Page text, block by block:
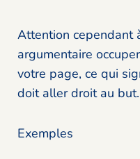
Attention cependant
argumentaire
votre page, ce qui
doit aller droit au but.
Exemples